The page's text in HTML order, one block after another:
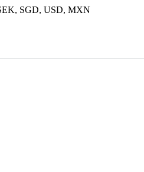
SGD, USD, MXN